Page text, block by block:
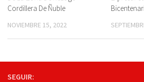
Cordillera De Ñuble
NOVIEMBRE 15, 2022
SEGUIR: